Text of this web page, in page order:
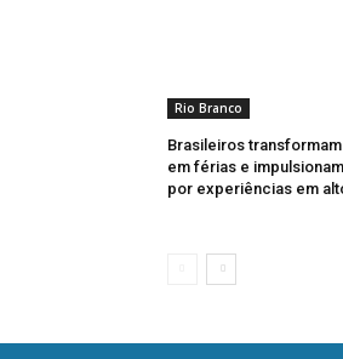
Rio Branco
Brasileiros
em férias e
por experiências em